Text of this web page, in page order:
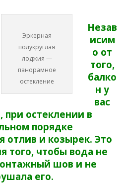
Эркерная
полукруглая
лоджия —
панорамное
остекление
Незав
исим
о от
того,
балко
н у
вас
остеклении в
порядке
отлив и козырек. Это
того, чтобы вода не
шов и не
его.